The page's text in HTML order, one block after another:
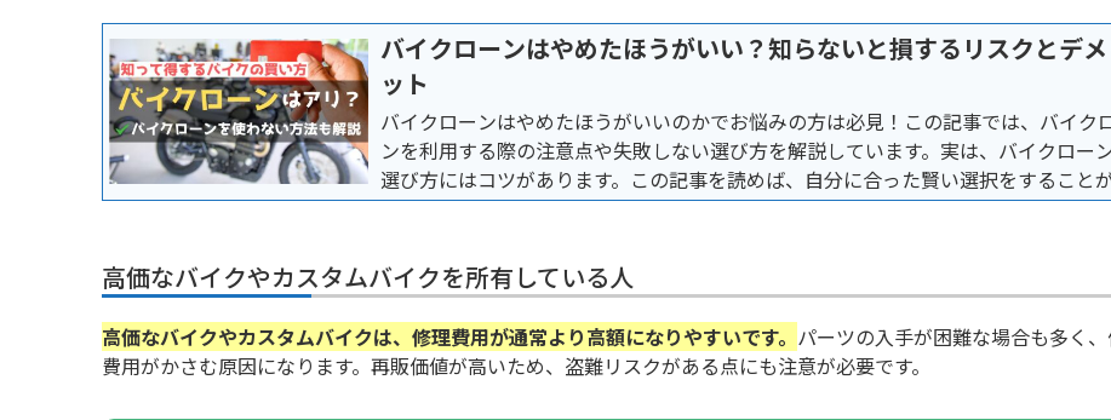
バイクローンはやめたほうがいい？知らないと損するリスクとデメ
ット
バイクローンはやめたほうがいいのかでお悩みの方は必見！この記事では、バイク
ンを利用する際の注意点や失敗しない選び方を解説しています。実は、バイクロー
選び方にはコツがあります。この記事を読めば、自分に合った賢い選択をすること
能です。
高価なバイクやカスタムバイクを所有している人
高価なバイクやカスタムバイクは、修理費用が通常より高額になりやすいです。 パーツの入手が困難な場合も多く
費用がかさむ原因になります。再販価値が高いため、盗難リスクがある点にも注意が必要です。